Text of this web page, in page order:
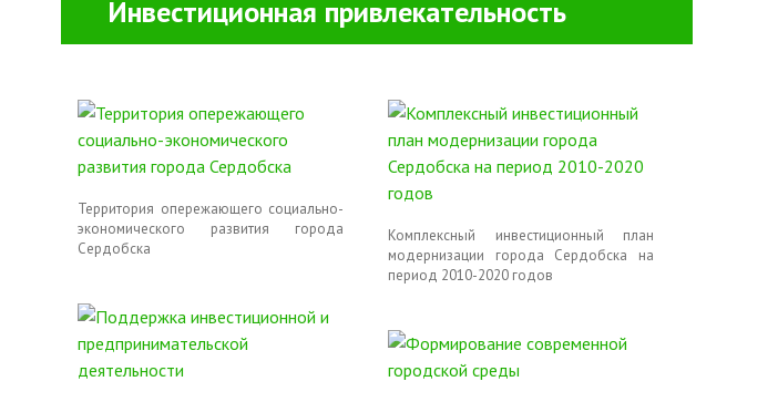
Инвестиционная привлекательность
Территория опережающего социально-
экономического развития города
Сердобска
Комплексный инвестиционный план
модернизации города Сердобска на
период 2010-2020 годов